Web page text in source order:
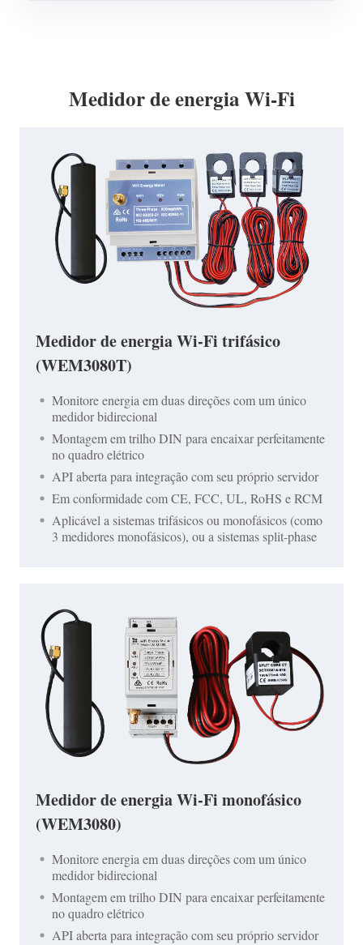
Medidor de energia Wi-Fi
Medidor de energia Wi-Fi trifásico
(WEM3080T)
Monitore energia em duas direções com um único
medidor bidirecional
Montagem em trilho DIN para encaixar perfeitamente
no quadro elétrico
API aberta para integração com seu próprio servidor
Em conformidade com CE, FCC, UL, RoHS e RCM
Aplicável a sistemas trifásicos ou monofásicos (como
3 medidores monofásicos), ou a sistemas split-phase
Medidor de energia Wi-Fi monofásico
(WEM3080)
Monitore energia em duas direções com um único
medidor bidirecional
Montagem em trilho DIN para encaixar perfeitamente
no quadro elétrico
API aberta para integração com seu próprio servidor